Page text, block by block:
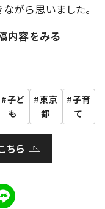
がら思いました。
内容をみる
子ど
も
東京
都
子育
て
ちら